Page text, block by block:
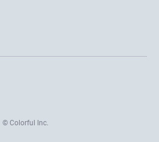
© Colorful Inc.